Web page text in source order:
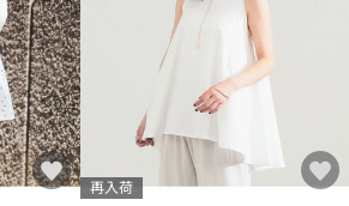
再入荷